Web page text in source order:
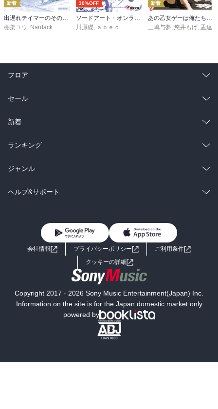
新着
出遅れテイマーのその日暮らし 16
棚架ユウ, Nardack
30%OFF
ソードアート・オンライン29 ユナイタル・リングVIII
川原礫, ａｂｅｃ
新着
あの乙女ゲーは俺たちに厳しい世界です 6
三嶋与夢, 悠井もげ, 孟達
フロア
総合
ラノベ
雑誌・グラビア
BL・TL
セール
総合
ラノベ
雑誌・グラビア
BL・TL
新着
総合
ラノベ
雑誌・グラビア
ランキング
総合
ラノベ
ジャンル
コミック
ライトノベル 男子向けラノベ
小説
海外小説
ミステリー SF
文学
ヘルプ&サポート
よくあるご質問 お問い合わせ
会社情報 プライバシーポリシー
ご利用条件
クッキーの詳細
Copyright 2017 - 2026 Sony Music Entertainment(Japan) Inc.
Information on the site is for the Japan domestic market only
powered by